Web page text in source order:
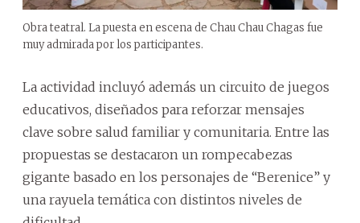
Obra teatral. La puesta en escena de Chau Chau Chagas fue
muy admirada por los participantes.
La actividad incluyó además un circuito de juegos
educativos, diseñados para reforzar mensajes
clave sobre salud familiar y comunitaria. Entre las
propuestas se destacaron un rompecabezas
gigante basado en los personajes de “Berenice” y
una rayuela temática con distintos niveles de